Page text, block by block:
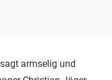
armselig und